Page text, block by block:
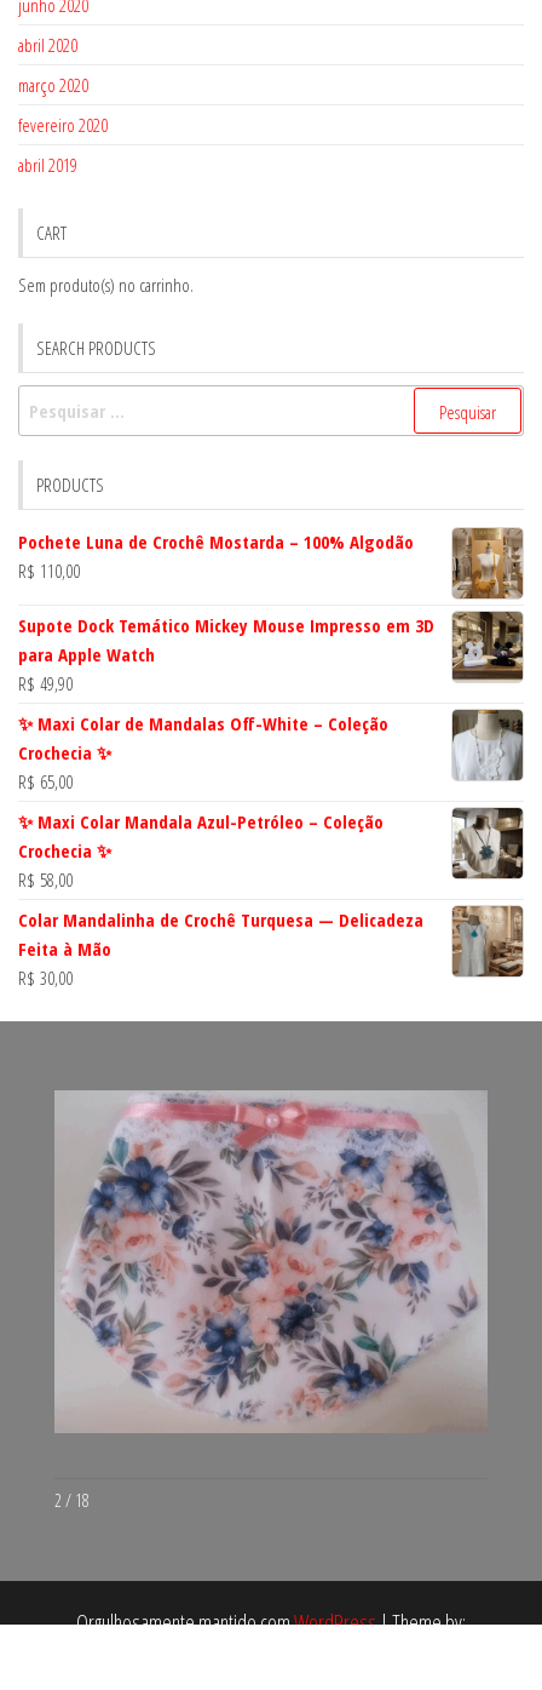
junho 2020
abril 2020
março 2020
fevereiro 2020
abril 2019
CART
Sem produto(s) no carrinho.
SEARCH PRODUCTS
Pesquisar
por:
PRODUCTS
Pochete Luna de Crochê Mostarda – 100% Algodão
R$ 110,00
Supote Dock Temático Mickey Mouse Impresso em 3D
para Apple Watch
R$ 49,90
✨ Maxi Colar de Mandalas Off-White – Coleção
Crochecia ✨
R$ 65,00
✨ Maxi Colar Mandala Azul-Petróleo – Coleção
Crochecia ✨
R$ 58,00
Colar Mandalinha de Crochê Turquesa — Delicadeza
Feita à Mão
R$ 30,00
3 / 18
Orgulhosamente mantido comWordPress|Theme by: